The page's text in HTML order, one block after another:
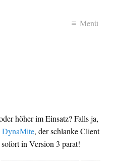
Menü
höher im Einsatz? Falls ja,
DynaMite, der schlanke Client
in Version 3 parat!